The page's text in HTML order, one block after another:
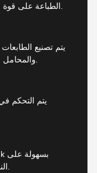
الطباعة على قوة الورق المقوى والحصول على طباعة مثالية.
يتم تصنيع
والمحامل الأسطوانية لحياة طويلة خالية من المتاعب.
يتم التحكم
الناقل باستخدام شريحة تثبيت بسيطة واحدة.